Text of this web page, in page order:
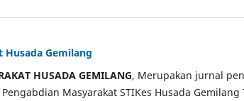
Husada Gemilang
HUSADA GEMILANG, Merupakan jurnal
Masyarakat STIKes Husada